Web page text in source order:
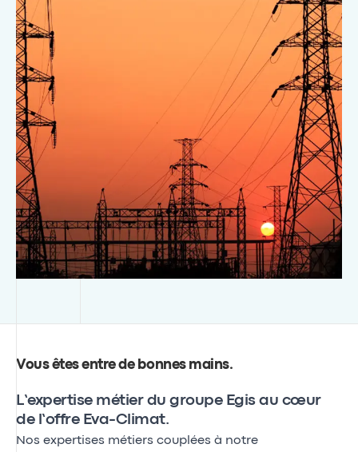
Vous êtes entre de bonnes mains.
L’expertise métier du groupe Egis au cœur
de l’offre Eva-Climat.
Nos expertises métiers couplées à notre